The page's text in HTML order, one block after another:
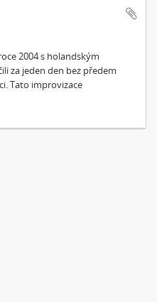
2004 s holandským
za jeden den bez předem
Tato improvizace